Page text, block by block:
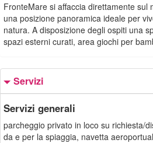
FronteMare si affaccia direttamente sul
una posizione panoramica ideale per
natura. A disposizione degli ospiti una
spazi esterni curati, area giochi per
Servizi
Servizi generali
parcheggio privato in loco su richiesta/
da e per la spiaggia, navetta